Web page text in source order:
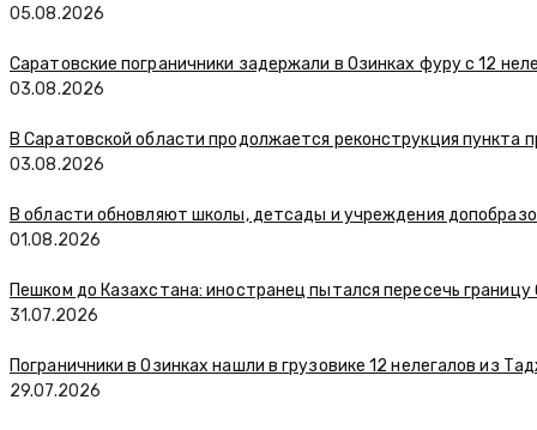
05.08.2026
Саратовские пограничники задержали в Озинках фуру с 12
03.08.2026
В Саратовской области продолжается реконструкция пункта
03.08.2026
В области обновляют школы, детсады и учреждения
01.08.2026
Пешком до Казахстана: иностранец пытался пересечь
31.07.2026
Пограничники в Озинках нашли в грузовике 12 нелегалов из
29.07.2026